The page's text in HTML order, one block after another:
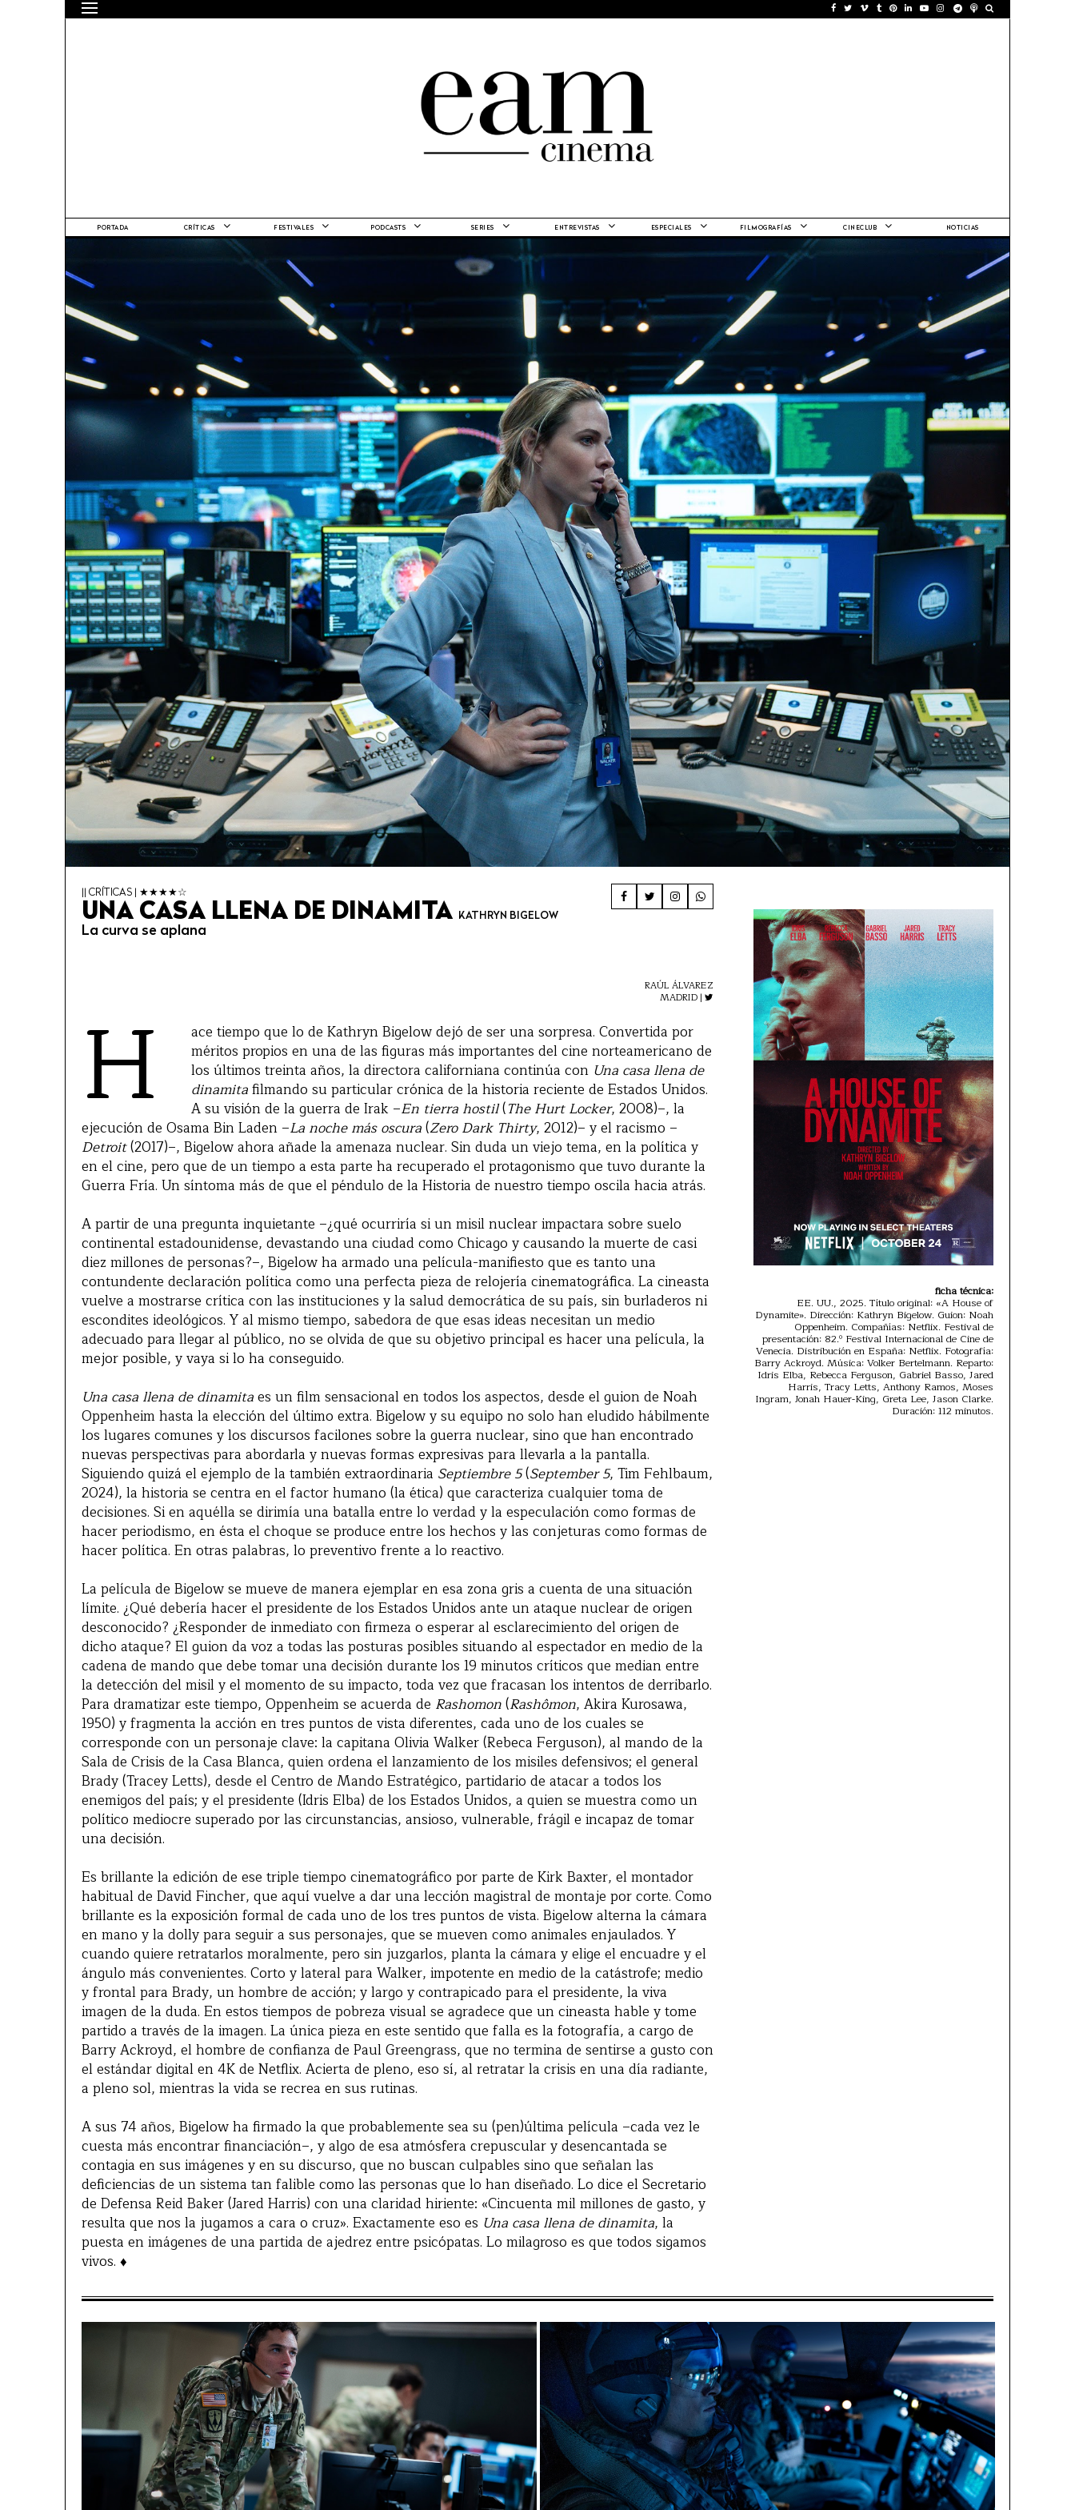
PORTADA CRÍTICAS FESTIVALES PODCASTS SERIES ENTREVISTAS ESPECIALES FILMOGRAFÍAS CINECLUB NOTICIAS
|| CRÍTICAS | ★★★★☆
UNA CASA LLENA DE DINAMITA KATHRYN BIGELOW
La curva se aplana
RAÚL ÁLVAREZ
MADRID |
ficha técnica:
EE. UU., 2025. Título original: «A House of
Dynamite». Dirección: Kathryn Bigelow. Guion: Noah
Oppenheim. Compañías: Netflix. Festival de
presentación: 82.º Festival Internacional de Cine de
Venecia. Distribución en España: Netflix. Fotografía:
Barry Ackroyd. Música: Volker Bertelmann. Reparto:
Idris Elba, Rebecca Ferguson, Gabriel Basso, Jared
Harris, Tracy Letts, Anthony Ramos, Moses
Ingram, Jonah Hauer-King, Greta Lee, Jason Clarke.
Duración: 112 minutos.
H
ace tiempo que lo de Kathryn Bigelow dejó de ser una sorpresa. Convertida por
méritos propios en una de las figuras más importantes del cine norteamericano de
los últimos treinta años, la directora californiana continúa con Una casa llena de
dinamitafilmando su particular crónica de la historia reciente de Estados Unidos.
A su visión de la guerra de Irak –En tierra hostil(The Hurt Locker, 2008)–, la
ejecución de Osama Bin Laden –La noche más oscura(Zero Dark Thirty, 2012)– y el racismo –
Detroit(2017)–, Bigelow ahora añade la amenaza nuclear. Sin duda un viejo tema, en la política y
en el cine, pero que de un tiempo a esta parte ha recuperado el protagonismo que tuvo durante la
Guerra Fría. Un síntoma más de que el péndulo de la Historia de nuestro tiempo oscila hacia atrás.
A partir de una pregunta inquietante –¿qué ocurriría si un misil nuclear impactara sobre suelo
continental estadounidense, devastando una ciudad como Chicago y causando la muerte de casi
diez millones de personas?–, Bigelow ha armado una película-manifiesto que es tanto una
contundente declaración política como una perfecta pieza de relojería cinematográfica. La cineasta
vuelve a mostrarse crítica con las instituciones y la salud democrática de su país, sin burladeros ni
escondites ideológicos. Y al mismo tiempo, sabedora de que esas ideas necesitan un medio
adecuado para llegar al público, no se olvida de que su objetivo principal es hacer una película, la
mejor posible, y vaya si lo ha conseguido.
Una casa llena de dinamitaes un film sensacional en todos los aspectos, desde el guion de Noah
Oppenheim hasta la elección del último extra. Bigelow y su equipo no solo han eludido hábilmente
los lugares comunes y los discursos facilones sobre la guerra nuclear, sino que han encontrado
nuevas perspectivas para abordarla y nuevas formas expresivas para llevarla a la pantalla.
Siguiendo quizá el ejemplo de la también extraordinaria Septiembre 5(September 5, Tim Fehlbaum,
2024), la historia se centra en el factor humano (la ética) que caracteriza cualquier toma de
decisiones. Si en aquélla se dirimía una batalla entre lo verdad y la especulación como formas de
hacer periodismo, en ésta el choque se produce entre los hechos y las conjeturas como formas de
hacer política. En otras palabras, lo preventivo frente a lo reactivo.
La película de Bigelow se mueve de manera ejemplar en esa zona gris a cuenta de una situación
límite. ¿Qué debería hacer el presidente de los Estados Unidos ante un ataque nuclear de origen
desconocido? ¿Responder de inmediato con firmeza o esperar al esclarecimiento del origen de
dicho ataque? El guion da voz a todas las posturas posibles situando al espectador en medio de la
cadena de mando que debe tomar una decisión durante los 19 minutos críticos que median entre
la detección del misil y el momento de su impacto, toda vez que fracasan los intentos de derribarlo.
Para dramatizar este tiempo, Oppenheim se acuerda de Rashomon(Rashômon, Akira Kurosawa,
1950) y fragmenta la acción en tres puntos de vista diferentes, cada uno de los cuales se
corresponde con un personaje clave: la capitana Olivia Walker (Rebeca Ferguson), al mando de la
Sala de Crisis de la Casa Blanca, quien ordena el lanzamiento de los misiles defensivos; el general
Brady (Tracey Letts), desde el Centro de Mando Estratégico, partidario de atacar a todos los
enemigos del país; y el presidente (Idris Elba) de los Estados Unidos, a quien se muestra como un
político mediocre superado por las circunstancias, ansioso, vulnerable, frágil e incapaz de tomar
una decisión.
Es brillante la edición de ese triple tiempo cinematográfico por parte de Kirk Baxter, el montador
habitual de David Fincher, que aquí vuelve a dar una lección magistral de montaje por corte. Como
brillante es la exposición formal de cada uno de los tres puntos de vista. Bigelow alterna la cámara
en mano y la dolly para seguir a sus personajes, que se mueven como animales enjaulados. Y
cuando quiere retratarlos moralmente, pero sin juzgarlos, planta la cámara y elige el encuadre y el
ángulo más convenientes. Corto y lateral para Walker, impotente en medio de la catástrofe; medio
y frontal para Brady, un hombre de acción; y largo y contrapicado para el presidente, la viva
imagen de la duda. En estos tiempos de pobreza visual se agradece que un cineasta hable y tome
partido a través de la imagen. La única pieza en este sentido que falla es la fotografía, a cargo de
Barry Ackroyd, el hombre de confianza de Paul Greengrass, que no termina de sentirse a gusto con
el estándar digital en 4K de Netflix. Acierta de pleno, eso sí, al retratar la crisis en una día radiante,
a pleno sol, mientras la vida se recrea en sus rutinas.
A sus 74 años, Bigelow ha firmado la que probablemente sea su (pen)última película –cada vez le
cuesta más encontrar financiación–, y algo de esa atmósfera crepuscular y desencantada se
contagia en sus imágenes y en su discurso, que no buscan culpables sino que señalan las
deficiencias de un sistema tan falible como las personas que lo han diseñado. Lo dice el Secretario
de Defensa Reid Baker (Jared Harris) con una claridad hiriente: «Cincuenta mil millones de gasto, y
resulta que nos la jugamos a cara o cruz». Exactamente eso es Una casa llena de dinamita, la
puesta en imágenes de una partida de ajedrez entre psicópatas. Lo milagroso es que todos sigamos
vivos. ♦